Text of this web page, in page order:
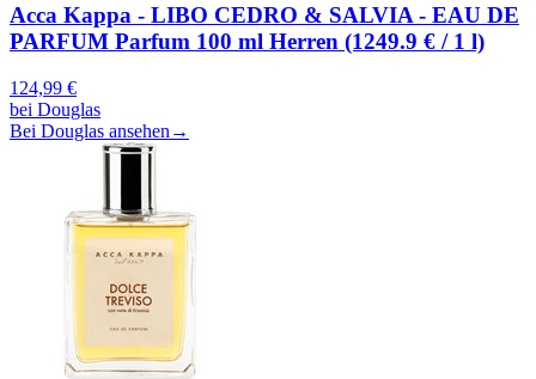
Acca Kappa - LIBO CEDRO & SALVIA - EAU DE
PARFUM Parfum 100 ml Herren (1249.9 € / 1 l)
124,99 €
bei Douglas
Bei Douglas ansehen →